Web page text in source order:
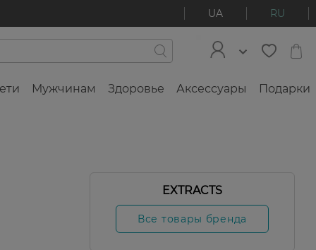
UA RU
Мужчинам Здоровье Аксессуары Подарки
EXTRACTS
Все товары бренда